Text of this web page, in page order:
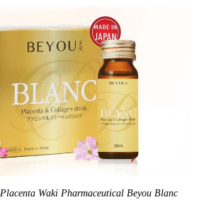
Waki Pharmaceutical Beyou Blanc